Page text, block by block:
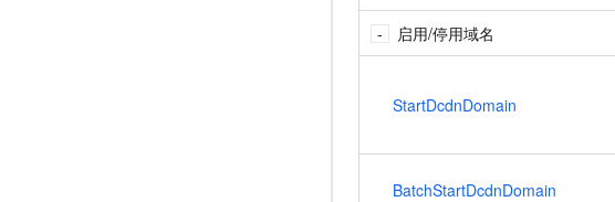
启用/停用域名
StartDcdnDomain
BatchStartDcdnDomain